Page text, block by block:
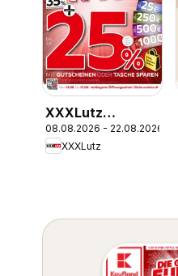
XXXLutz
Prospekt
08.08.2026 - 22.08.2026
XXXLutz